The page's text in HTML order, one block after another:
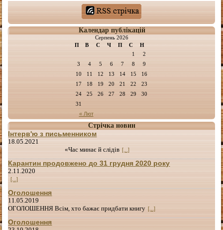
Календар публікацій
Серпень 2026
П
В С Ч П С Н
« Лют
1
2
3
4 5 6 7 8
9
10
11 12 13 14 15
16
17
18 19 20 21 22
23
24
25 26 27 28 29
30
31
Стрічка новин
Інтерв'ю з письменником
18.05.2021
«Час минає й слідів [...]
Карантин продовжено до 31 грудня 2020 року
2.11.2020
[...]
Оголошення
11.05.2019
ОГОЛОШЕННЯ Всім, хто бажає придбати книгу [...]
Оголошення